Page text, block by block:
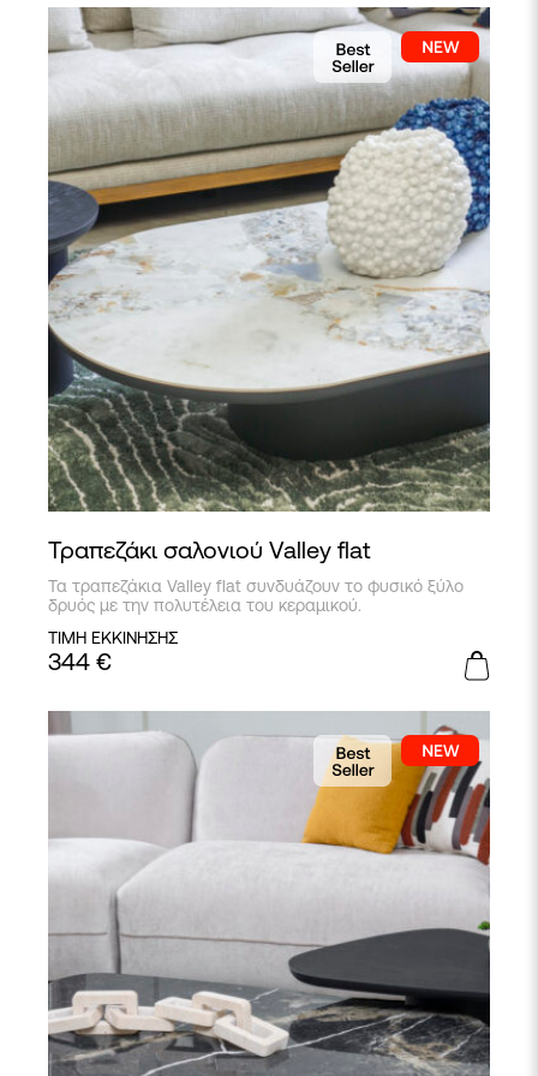
Τραπεζάκι σαλονιού Valley flat
Τα τραπεζάκια Valley flat συνδυάζουν το φυσικό ξύλο
δρυός με την πολυτέλεια του κεραμικού.
ΤΙΜΗ ΕΚΚΙΝΗΣΗΣ
344 €